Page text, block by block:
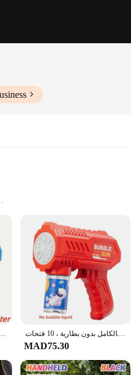
set is the perfect addition to
and this set doesn't
children and adults. The
ألعاب بندقية صاروخ فقاعات للأطفال ، آلة فقاعات الصابون ، على شكل مسدس ، منفاخ أوتوماتيكي بالضوء ، ألعاب للفتيان والفتيات ، هدية عيد الميلاد ، 10 فتحات مسدس فقاعات كهربائي أوتوماتيكي للأطفال ، آلة فقاعات خفيفة محمولة باليد ، ألعاب أطفال بالكامل بدون بطارية ، 10 فتحات
MAD75.30